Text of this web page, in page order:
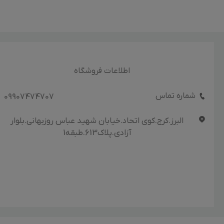
اطلاعات فروشگاه
شماره تماس 09907474707
البرز.کرج.کوی اتحاد.خیابان شهید عباس روزبهانی.بلوار
آزادی.پلاک613.طبقه1